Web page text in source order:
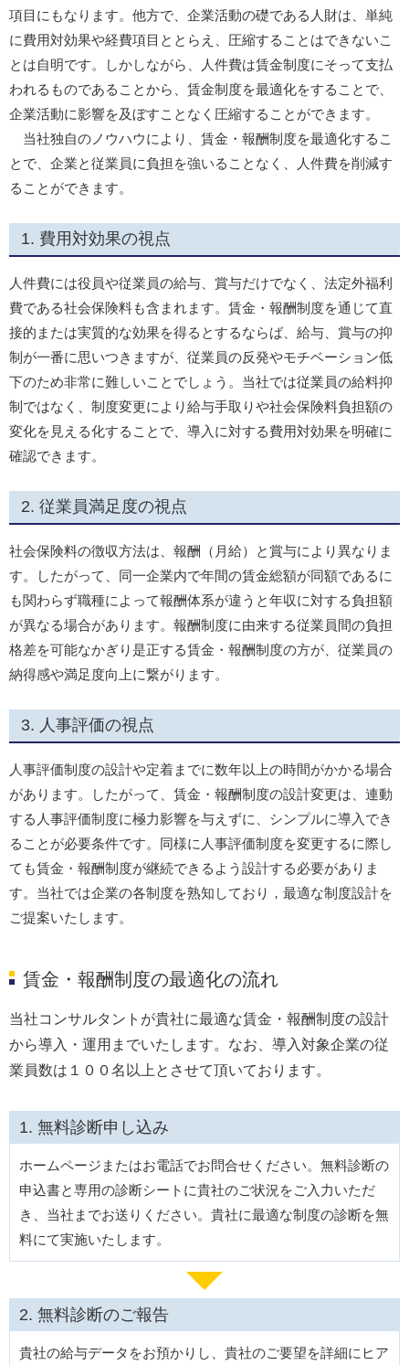
項目にもなります。他方で、企業活動の礎である人財は、単純
に費用対効果や経費項目ととらえ、圧縮することはできないこ
とは自明です。しかしながら、人件費は賃金制度にそって支払
われるものであることから、賃金制度を最適化をすることで、
企業活動に影響を及ぼすことなく圧縮することができます。
当社独自のノウハウにより、賃金・報酬制度を最適化するこ
とで、企業と従業員に負担を強いることなく、人件費を削減す
ることができます。
費用対効果の視点
人件費には役員や従業員の給与、賞与だけでなく、法定外福利
費である社会保険料も含まれます。賃金・報酬制度を通じて直
接的または実質的な効果を得るとするならば、給与、賞与の抑
制が一番に思いつきますが、従業員の反発やモチベーション低
下のため非常に難しいことでしょう。当社では従業員の給料抑
制ではなく、制度変更により給与手取りや社会保険料負担額の
変化を見える化することで、導入に対する費用対効果を明確に
確認できます。
従業員満足度の視点
社会保険料の徴収方法は、報酬（月給）と賞与により異なりま
す。したがって、同一企業内で年間の賃金総額が同額であるに
も関わらず職種によって報酬体系が違うと年収に対する負担額
が異なる場合があります。報酬制度に由来する従業員間の負担
格差を可能なかぎり是正する賃金・報酬制度の方が、従業員の
納得感や満足度向上に繋がります。
人事評価の視点
人事評価制度の設計や定着までに数年以上の時間がかかる場合
があります。したがって、賃金・報酬制度の設計変更は、連動
する人事評価制度に極力影響を与えずに、シンプルに導入でき
ることが必要条件です。同様に人事評価制度を変更するに際し
ても賃金・報酬制度が継続できるよう設計する必要がありま
す。当社では企業の各制度を熟知しており，最適な制度設計を
ご提案いたします。
賃金・報酬制度の最適化の流れ
当社コンサルタントが貴社に最適な賃金・報酬制度の設計
から導入・運用までいたします。なお、導入対象企業の従
業員数は１００名以上とさせて頂いております。
無料診断申し込み
ホームページまたはお電話でお問合せください。無料診断の
申込書と専用の診断シートに貴社のご状況をご入力いただ
き、当社までお送りください。貴社に最適な制度の診断を無
料にて実施いたします。
無料診断のご報告
貴社の給与データをお預かりし、貴社のご要望を詳細にヒア